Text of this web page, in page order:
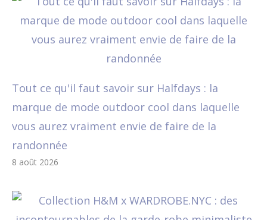
Tout ce qu'il faut savoir sur Halfdays : la
marque de mode outdoor cool dans laquelle
vous aurez vraiment envie de faire de la
randonnée
8 août 2026